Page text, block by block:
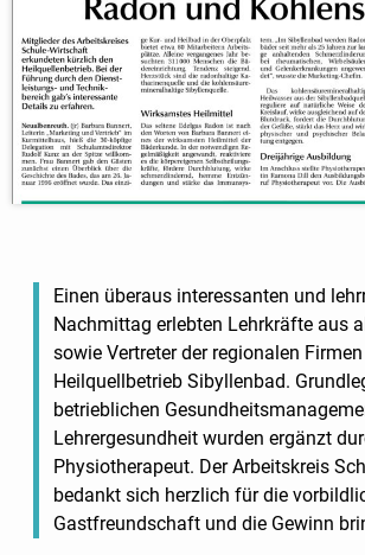
Einen überaus interessanten und
Nachmittag erlebten Lehrkräfte aus
sowie Vertreter der regionalen
Heilquellbetrieb Sibyllenbad.
betrieblichen
Lehrergesundheit wurden ergänzt
Physiotherapeut. Der Arbeitskreis
bedankt sich herzlich für die
Gastfreundschaft und die Gewinn